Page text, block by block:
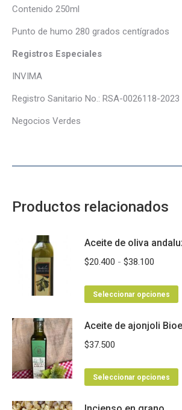
Contenido 250ml
Punto de humo 280 grados centígrados
Registros Especiales
INVIMA
Registro Sanitario No.: RSA-0026118-2023
Negocios Verdes
Productos relacionados
Aceite de oliva
$20.400 - $38.100
precios:
Seleccionar opciones
Aceite de ajonjoli
$37.500
Seleccionar opciones